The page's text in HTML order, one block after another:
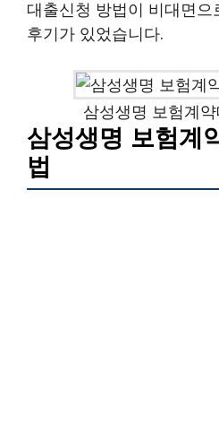
대출신청 방법이 비대면
후기가 있었습니다.
삼성생명 보험계
삼성생명 보험계
법